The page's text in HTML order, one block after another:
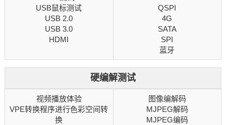
USB鼠标测试
USB 2.0
USB 3.0
HDMI
QSPI
4G
SATA
SPI
蓝牙
硬编解测试
视频播放体验
VPE转换程序进行色彩空间转
换
图像编解码
MJPEG解码
MJPEG编码